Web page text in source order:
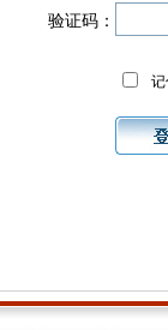
验证码：
记